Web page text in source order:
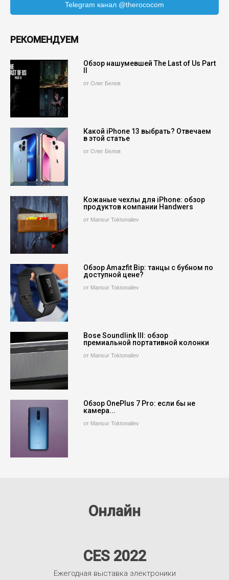
Telegram канал @therococom
РЕКОМЕНДУЕМ
Обзор нашумевшей The Last of Us Part
от Олег Белов
Какой iPhone 13 выбрать? Отвечаем
в этой статье
от Олег Белов
Кожаные чехлы для iPhone: обзор
продуктов компании Handwers
от Mansur Toktonaliev
Обзор Amazfit Bip: танцы с бубном по
доступной цене?
от Mansur Toktonaliev
Bose Soundlink III: обзор
премиальной портативной колонки
от Mansur Toktonaliev
Обзор OnePlus 7 Pro: если бы не
камера...
от Mansur Toktonaliev
Онлайн
CES 2022
Ежегодная выставка электроники